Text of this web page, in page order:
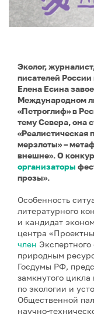
Эколог,
писателей
Елена Есина
Международном
«Петроглиф» в
тему Севера, она
«Реалистическая
мерзлоты» –
внешне». О
организаторы
прозы».
Особенность
литературного
и кандидат
центра
член Экспертного
природным
Госдумы РФ,
замкнутого цикла
по экологии и
Общественной
научно-